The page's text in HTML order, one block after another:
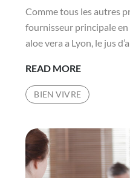
Comme tous les autres
fournisseur principale
aloe vera a Lyon, le jus
READ MORECONTRE-
DU
D’ALOE
VERA
BIEN VIVRE